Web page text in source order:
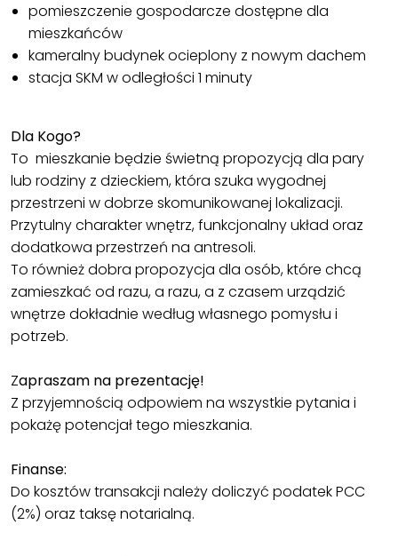
pomieszczenie gospodarcze dostępne dla
mieszkańców
kameralny budynek ocieplony z nowym dachem
stacja SKM w odległości 1 minuty
Dla Kogo?
To mieszkanie będzie świetną propozycją dla pary
lub rodziny z dzieckiem, która szuka wygodnej
przestrzeni w dobrze skomunikowanej lokalizacji.
Przytulny charakter wnętrz, funkcjonalny układ oraz
dodatkowa przestrzeń na antresoli.
To również dobra propozycja dla osób, które chcą
zamieszkać od razu, a razu, a z czasem urządzić
wnętrze dokładnie według własnego pomysłu i
potrzeb.
Zapraszam na prezentację!
Z przyjemnością odpowiem na wszystkie pytania i
pokażę potencjał tego mieszkania.
Finanse:
Do kosztów transakcji należy doliczyć podatek PCC
(2%) oraz taksę notarialną.